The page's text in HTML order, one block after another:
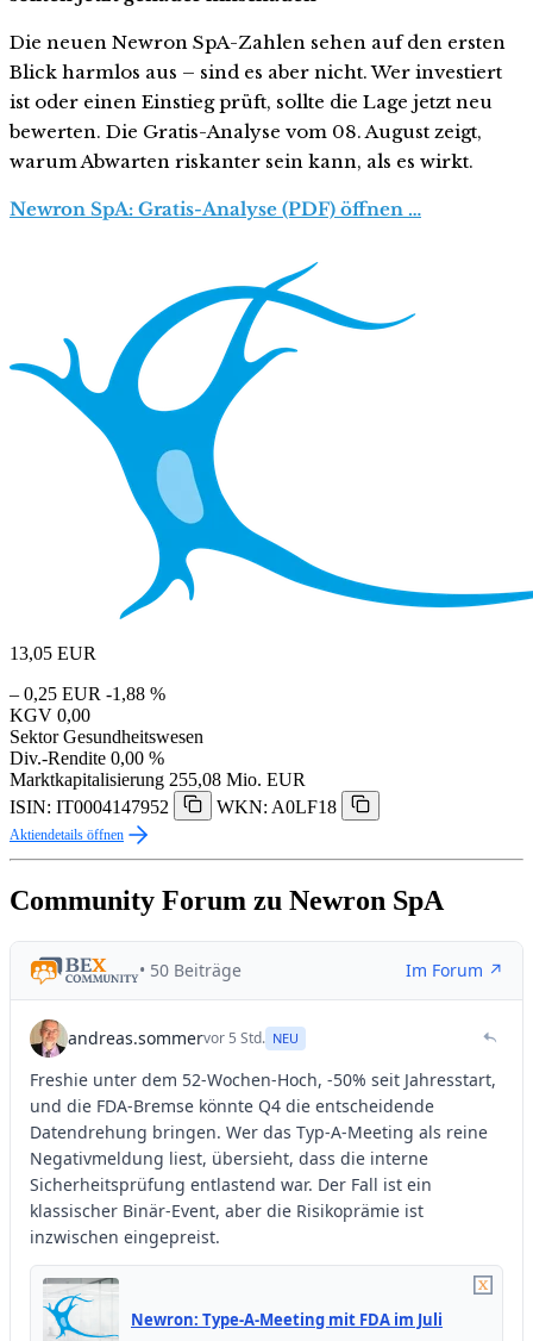
Die neuen Newron SpA-Zahlen sehen auf den ersten
Blick harmlos aus – sind es aber nicht. Wer investiert
ist oder einen Einstieg prüft, sollte die Lage jetzt neu
bewerten. Die Gratis-Analyse vom 08. August zeigt,
warum Abwarten riskanter sein kann, als es wirkt.
Newron SpA: Gratis-Analyse (PDF) öffnen …
13,05 EUR
– 0,25 EUR -1,88 %
KGV 0,00
Sektor Gesundheitswesen
Div.-Rendite 0,00 %
Marktkapitalisierung 255,08 Mio. EUR
ISIN: IT0004147952
WKN: A0LF18
Aktiendetails öffnen
Community Forum zu Newron SpA